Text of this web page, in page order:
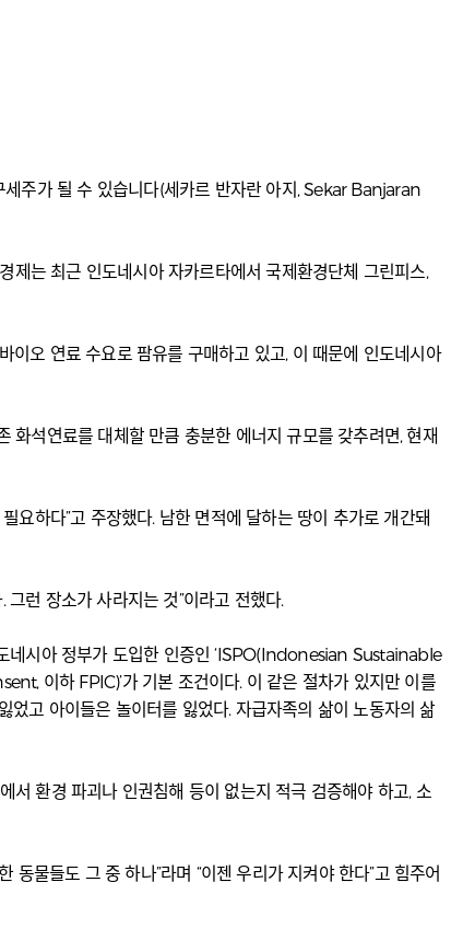
주가 될 수 있습니다(세카르 반자란 아지, Sekar Banjaran
제는 최근 인도네시아 자카르타에서 국제환경단체 그린피스,
오 연료 수요로 팜유를 구매하고 있고, 이 때문에 인도네시아
화석연료를 대체할 만큼 충분한 에너지 규모를 갖추려면, 현재
하다”고 주장했다. 남한 면적에 달하는 땅이 추가로 개간돼
런 장소가 사라지는 것”이라고 전했다.
네시아 정부가 도입한 인증인 ‘ISPO(Indonesian Sustainable
이하 FPIC)’가 기본 조건이다. 이 같은 절차가 있지만 이를
었고 아이들은 놀이터를 잃었다. 자급자족의 삶이 노동자의 삶
서 환경 파괴나 인권침해 등이 없는지 적극 검증해야 하고, 소
물들도 그 중 하나”라며 “이젠 우리가 지켜야 한다”고 힘주어